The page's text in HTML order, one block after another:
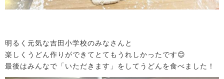
明るく元気な吉田小学校のみなさんと
楽しくうどん作りができてとてもうれしかったです😊
最後はみんなで「いただきます」をしてうどんを食べました！